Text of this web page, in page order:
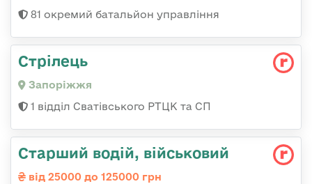
81 окремий батальйон управління
Стрілець
Запоріжжя
1 відділ Сватівського РТЦК та СП
Старший водій, військовий
від 25000 до 125000 грн